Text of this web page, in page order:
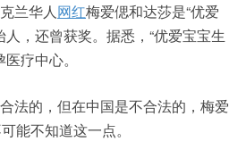
兰华人网红梅爱偲和达莎是“优爱
，还曾获奖。据悉，“优爱宝宝生
疗中心。
法的，但在中国是不合法的，梅爱
能不知道这一点。